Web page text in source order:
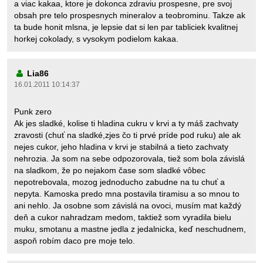
a viac kakaa, ktore je dokonca zdraviu prospesne, pre svoj
obsah pre telo prospesnych mineralov a teobrominu. Takze ak
ta bude honit mlsna, je lepsie dat si len par tabliciek kvalitnej
horkej cokolady, s vysokym podielom kakaa.
Lia86
16.01.2011 10:14:37
Punk zero
Ak jes sladké, kolise ti hladina cukru v krvi a ty máš zachvaty
zravosti (chuť na sladké,zjes čo ti prvé príde pod ruku) ale ak
nejes cukor, jeho hladina v krvi je stabilná a tieto zachvaty
nehrozia. Ja som na sebe odpozorovala, tiež som bola závislá
na sladkom, že po nejakom čase som sladké vôbec
nepotrebovala, mozog jednoducho zabudne na tu chuť a
nepyta. Kamoska predo mna postavila tiramisu a so mnou to
ani nehlo. Ja osobne som závislá na ovoci, musím mat každý
deň a cukor nahradzam medom, taktiež som vyradila bielu
muku, smotanu a mastne jedla z jedalnicka, keď neschudnem,
aspoň robím daco pre moje telo.